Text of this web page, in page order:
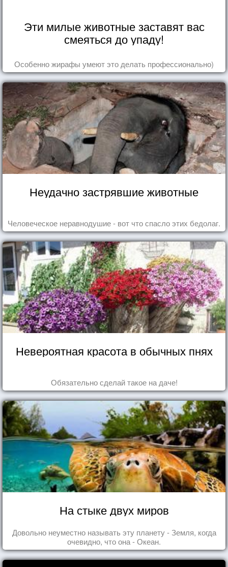
Эти милые животные заставят вас
смеяться до упаду!
Особенно жирафы умеют это делать профессионально)
Неудачно застрявшие животные
Человеческое неравнодушие - вот что спасло этих бедолаг.
Невероятная красота в обычных пнях
Обязательно сделай такое на даче!
На стыке двух миров
Довольно неуместно называть эту планету - Земля, когда
очевидно, что она - Океан.